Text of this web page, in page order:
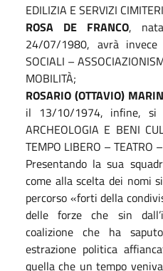
EDILIZIA E SERVIZI
ROSA DE FRANCO,
24/07/1980, avrà invece
SOCIALI –
MOBILITÀ;
ROSARIO (OTTAVIO)
il 13/10/1974, infine, si
ARCHEOLOGIA E BENI
TEMPO LIBERO – TEATRO
Presentando la sua
come alla scelta dei nomi
percorso «forti della
delle forze che sin
coalizione che ha
estrazione politica
quella che un tempo